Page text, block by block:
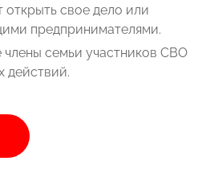
свое дело или
предпринимателями.
семьи участников СВО
действий.